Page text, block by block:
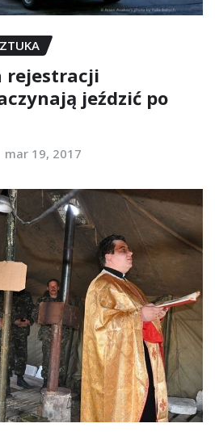
rejestracji
jeździć po
mar 19, 2017